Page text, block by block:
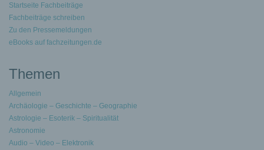
Startseite Fachbeiträge
Fachbeiträge schreiben
Zu den Pressemeldungen
eBooks auf fachzeitungen.de
Themen
Allgemein
Archäologie – Geschichte – Geographie
Astrologie – Esoterik – Spiritualität
Astronomie
Audio – Video – Elektronik